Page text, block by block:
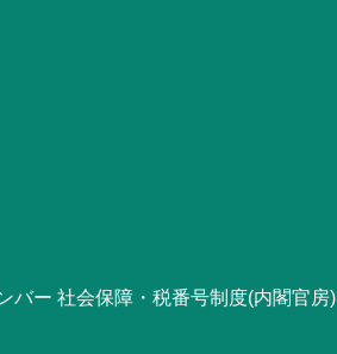
バー 社会保障・税番号制度(内閣官房)